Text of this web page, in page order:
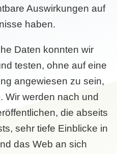
Auswirkungen auf
haben.
Daten konnten wir
testen, ohne auf eine
angewiesen zu sein,
Wir werden nach und
die abseits
sehr tiefe Einblicke in
das Web an sich